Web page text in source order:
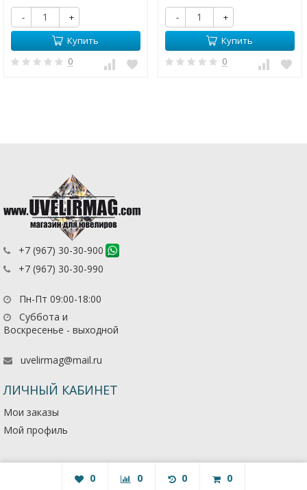
-
+
Купить
0
-
+
Купить
0
+7 (967) 30-30-900
+7 (967) 30-30-990
Пн-Пт 09:00-18:00
Суббота и
Воскресенье - выходной
uvelirmag@mail.ru
ЛИЧНЫЙ КАБИНЕТ
Мои заказы
Мой профиль
0 0 0 0